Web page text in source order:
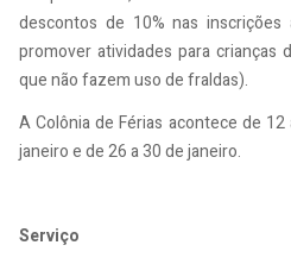
descontos de 10% nas
promover atividades para crianças
que não fazem uso de fraldas).
A Colônia de Férias acontece de
janeiro e de 26 a 30 de janeiro.
Serviço